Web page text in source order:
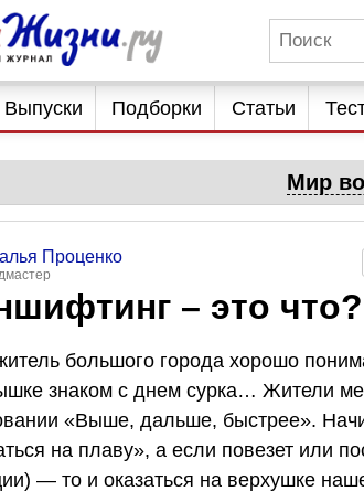
Выпуски Подборки Статьи
Мир
Проценко
– это что?
большого города хорошо
знаком с днем сурка… Жители
«Выше, дальше, быстрее».
на плаву», а если повезет или
— то и оказаться на верхушке